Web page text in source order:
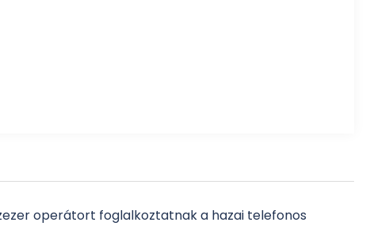
operátort foglalkoztatnak a hazai telefonos